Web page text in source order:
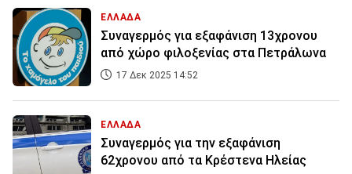
ΕΛΛΑΔΑ
Συναγερμός για εξαφάνιση 13χρονου
από χώρο φιλοξενίας στα Πετράλωνα
17 Δεκ 2025 14:52
ΕΛΛΑΔΑ
Συναγερμός για την εξαφάνιση
62χρονου από τα Κρέστενα Ηλείας